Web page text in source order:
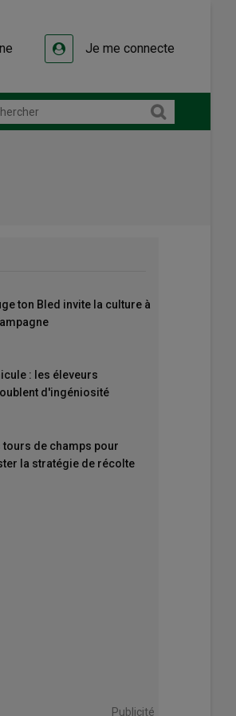
Je me connecte
ton Bled invite la culture à
: les éleveurs
d'ingéniosité
tours de champs pour
la stratégie de récolte
Publicité